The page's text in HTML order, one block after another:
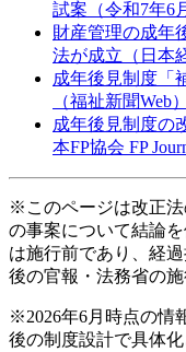
試案（令和7年6
財産管理の成年
法が成立（日本
成年後見制度「
（福祉新聞Web）
成年後見制度の
本FP協会 FP
※このページは改正法
の事案について結論
は施行前であり、経
後の官報・法務省の
※2026年6月時点の情
後の制度設計で具体